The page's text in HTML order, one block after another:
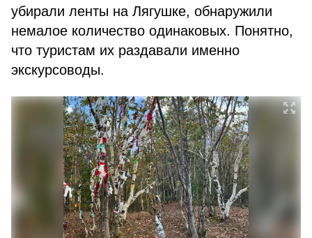
убирали ленты на Лягушке, обнаружили
немалое количество одинаковых. Понятно,
что туристам их раздавали именно
экскурсоводы.